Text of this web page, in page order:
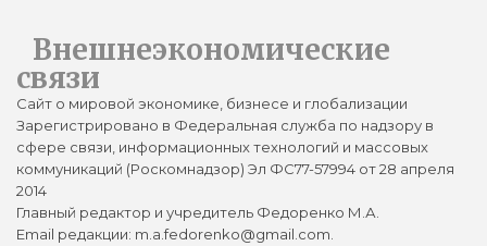
Внешнеэкономические
связи
Сайт о мировой экономике, бизнесе и глобализации
Зарегистрировано в Федеральная служба по надзору в
сфере связи, информационных технологий и массовых
коммуникаций (Роскомнадзор) Эл ФС77-57994 от 28 апреля
2014
Главный редактор и учредитель Федоренко М.А.
Email редакции: m.a.fedorenko@gmail.com.